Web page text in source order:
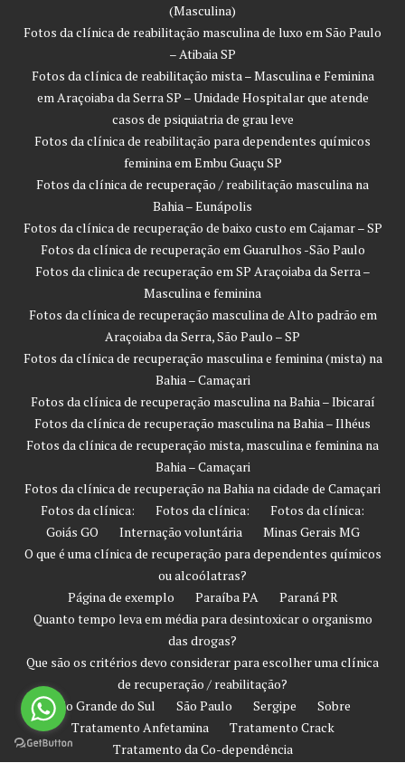
(Masculina)
Fotos da clínica de reabilitação masculina de luxo em São Paulo
– Atibaia SP
Fotos da clínica de reabilitação mista – Masculina e Feminina
em Araçoiaba da Serra SP – Unidade Hospitalar que atende
casos de psiquiatria de grau leve
Fotos da clínica de reabilitação para dependentes químicos
feminina em Embu Guaçu SP
Fotos da clínica de recuperação / reabilitação masculina na
Bahia – Eunápolis
Fotos da clínica de recuperação de baixo custo em Cajamar – SP
Fotos da clínica de recuperação em Guarulhos -São Paulo
Fotos da clinica de recuperação em SP Araçoiaba da Serra –
Masculina e feminina
Fotos da clínica de recuperação masculina de Alto padrão em
Araçoiaba da Serra, São Paulo – SP
Fotos da clínica de recuperação masculina e feminina (mista) na
Bahia – Camaçari
Fotos da clínica de recuperação masculina na Bahia – Ibicaraí
Fotos da clínica de recuperação masculina na Bahia – Ilhéus
Fotos da clínica de recuperação mista, masculina e feminina na
Bahia – Camaçari
Fotos da clínica de recuperação na Bahia na cidade de Camaçari
Fotos da clínica:
Fotos da clínica:
Fotos da clínica:
Goiás GO
Internação voluntária
Minas Gerais MG
O que é uma clínica de recuperação para dependentes químicos
ou alcoólatras?
Página de exemplo
Paraíba PA
Paraná PR
Quanto tempo leva em média para desintoxicar o organismo
das drogas?
Que são os critérios devo considerar para escolher uma clínica
de recuperação / reabilitação?
Rio Grande do Sul
São Paulo Sergipe
Sobre
Tratamento Anfetamina
Tratamento Crack
Tratamento da Co-dependência